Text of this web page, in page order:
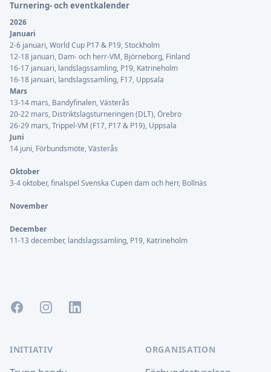
Turnering- och eventkalender
2026
Januari
2-6 januari, World Cup P17 & P19, Stockholm
12-18 januari, Dam- och herr-VM, Björneborg, Finland
16-17 januari, landslagssamling, P19, Katrineholm
16-18 januari, landslagssamling, F17, Uppsala
Mars
13-14 mars, Bandyfinalen, Västerås
20-22 mars, Distriktslagsturneringen (DLT), Örebro
26-29 mars, Trippel-VM (F17, P17 & P19), Uppsala
Juni
14 juni, Förbundsmöte, Västerås
Oktober
3-4 oktober, finalspel Svenska Cupen dam och herr, Bollnäs
November
December
11-13 december, landslagssamling, P19, Katrineholm
FacebookInstagramLinkedIn
INITIATIV ORGANISATION